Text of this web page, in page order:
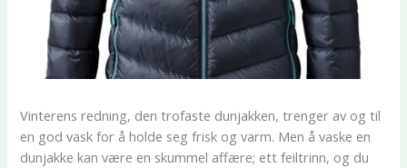
Vinterens redning, den trofaste dunjakken, trenger av og til
en god vask for å holde seg frisk og varm. Men å vaske en
dunjakke kan være en skummel affære; ett feiltrinn, og du